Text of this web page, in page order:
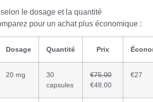
le dosage et la quantité
pour un achat plus économique :
Dosage Quantité Prix
20 mg
30
capsules
€75.00
€48.00
€27